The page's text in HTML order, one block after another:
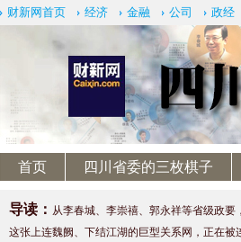
财新网首页 经济 金融 公司 政经
首页 四川省委的三枚棋子
导读： 从李春城、李崇禧、郭永祥等省级政要
这张上连魏阙、下结江湖的巨型关系网，正在被